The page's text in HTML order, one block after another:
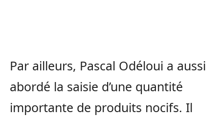
Par ailleurs, Pascal Odéloui a aussi
abordé la saisie d’une quantité
importante de produits nocifs. Il